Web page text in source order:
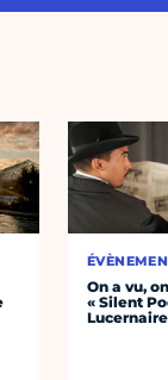
On a vu,
« Silent
Lucernaire